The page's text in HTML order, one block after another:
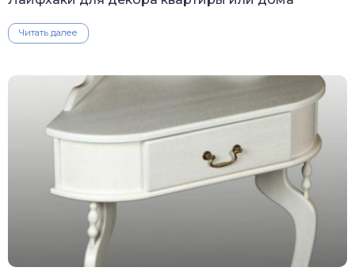
Читать далее